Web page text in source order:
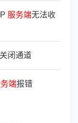
服务端无法收
闭通道
务端报错